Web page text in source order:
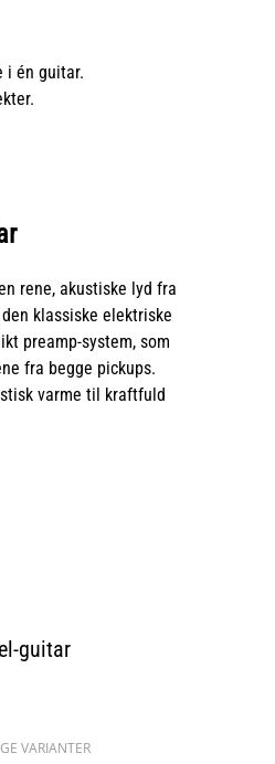
i én guitar.
rene, akustiske lyd fra
klassiske elektriske
preamp-system, som
fra begge pickups.
varme til kraftfuld
guitar
VARIANTER